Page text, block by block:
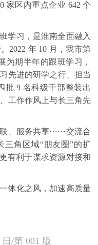
家区内重点企业 642个
学习，是淮南全面融入
2022 年 10 月，我市第
为期半年的跟班学习，
先进的研学之行、担当
批 9 名科级干部整装出
工作作风上与长三角先
、服务共享⋯⋯交流合
三角区域“朋友圈”的扩
有利于谋求资源对接和
体化之风，加速高质量
日 /第 001 版